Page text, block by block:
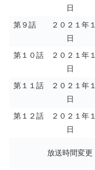
日
第９話 ２０２１年
日
第１０話 ２０２１年
日
第１１話 ２０２１年
日
第１２話 ２０２１年
日
放送時間変更